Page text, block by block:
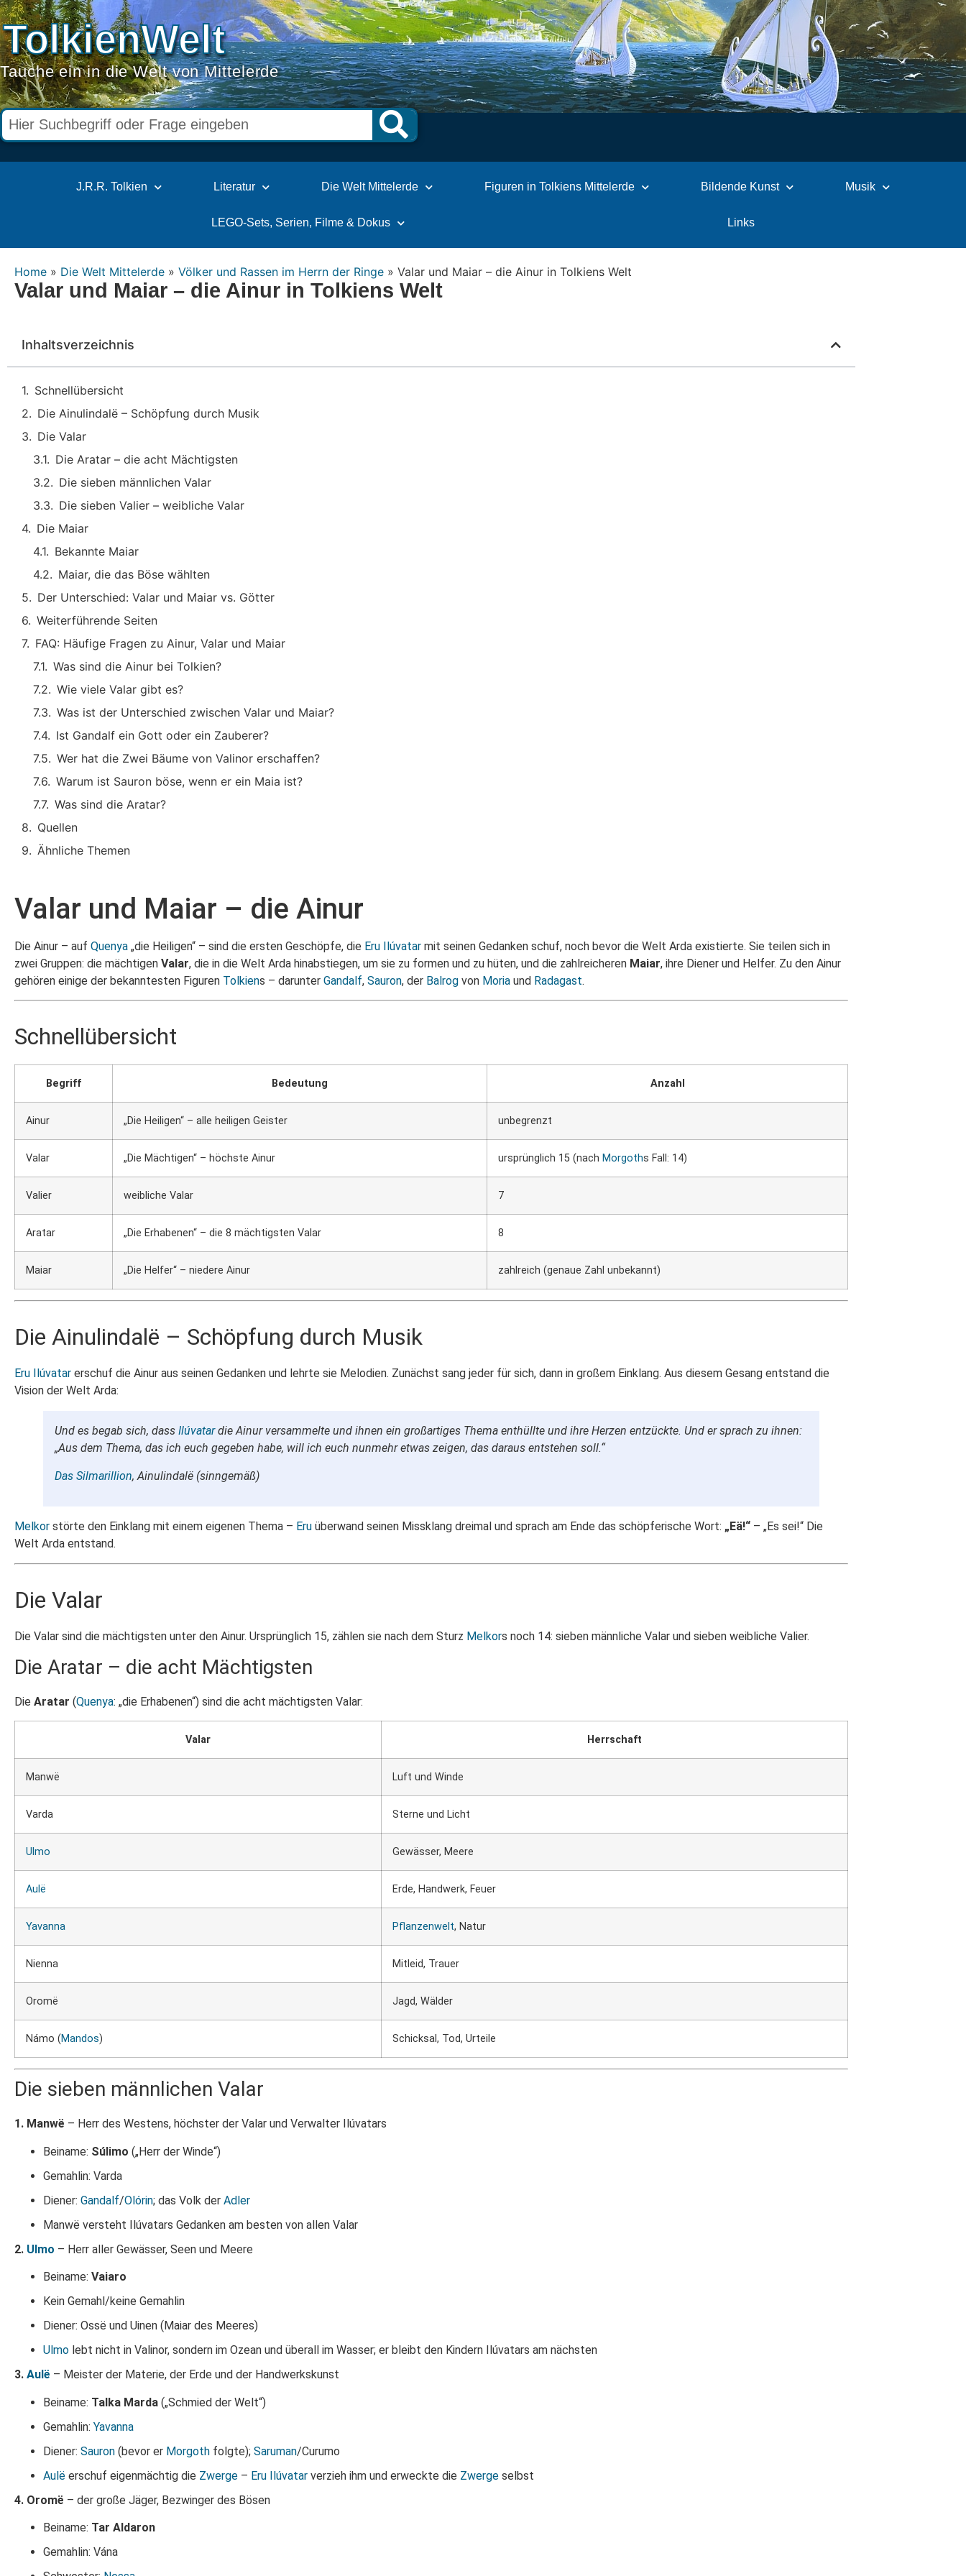
TolkienWelt
Tauche ein in die Welt von Mittelerde
J.R.R. Tolkien Literatur Die Welt Mittelerde Figuren in Tolkiens Mittelerde Bildende Kunst Musik
LEGO-Sets, Serien, Filme & Dokus Links
Home » Die Welt Mittelerde » Völker und Rassen im Herrn der Ringe » Valar und Maiar – die Ainur in Tolkiens Welt
Valar und Maiar – die Ainur in Tolkiens Welt
Inhaltsverzeichnis
Schnellübersicht
Die Ainulindalë – Schöpfung durch Musik
Die Valar
Die Aratar – die acht Mächtigsten
Die sieben männlichen Valar
Die sieben Valier – weibliche Valar
Die Maiar
Bekannte Maiar
Maiar, die das Böse wählten
Der Unterschied: Valar und Maiar vs. Götter
Weiterführende Seiten
FAQ: Häufige Fragen zu Ainur, Valar und Maiar
Was sind die Ainur bei Tolkien?
Wie viele Valar gibt es?
Was ist der Unterschied zwischen Valar und Maiar?
Ist Gandalf ein Gott oder ein Zauberer?
Wer hat die Zwei Bäume von Valinor erschaffen?
Warum ist Sauron böse, wenn er ein Maia ist?
Was sind die Aratar?
Quellen
Ähnliche Themen
Valar und Maiar – die Ainur
Die Ainur – auf Quenya „die Heiligen“ – sind die ersten Geschöpfe, die Eru Ilúvatar mit seinen Gedanken schuf, noch bevor die Welt Arda existierte. Sie teilen sich in
zwei Gruppen: die mächtigen Valar, die in die Welt Arda hinabstiegen, um sie zu formen und zu hüten, und die zahlreicheren Maiar, ihre Diener und Helfer. Zu den Ainur
gehören einige der bekanntesten Figuren Tolkiens – darunter Gandalf, Sauron, der Balrog von Moria und Radagast.
Schnellübersicht
Begriff Bedeutung Anzahl
Ainur „Die Heiligen“ – alle heiligen Geister unbegrenzt
Valar „Die Mächtigen“ – höchste Ainur ursprünglich 15 (nach Morgoths Fall: 14)
Valier weibliche Valar 7
Aratar „Die Erhabenen“ – die 8 mächtigsten Valar 8
Maiar „Die Helfer“ – niedere Ainur zahlreich (genaue Zahl unbekannt)
Die Ainulindalë – Schöpfung durch Musik
Eru Ilúvatar erschuf die Ainur aus seinen Gedanken und lehrte sie Melodien. Zunächst sang jeder für sich, dann in großem Einklang. Aus diesem Gesang entstand die
Vision der Welt Arda:
Und es begab sich, dass Ilúvatardie Ainur versammelte und ihnen ein großartiges Thema enthüllte und ihre Herzen entzückte. Und er sprach zu ihnen:
„Aus dem Thema, das ich euch gegeben habe, will ich euch nunmehr etwas zeigen, das daraus entstehen soll.“
Das Silmarillion, Ainulindalë (sinngemäß)
Melkor störte den Einklang mit einem eigenen Thema – Eru überwand seinen Missklang dreimal und sprach am Ende das schöpferische Wort: „Eä!“ – „Es sei!“ Die
Welt Arda entstand.
Die Valar
Die Valar sind die mächtigsten unter den Ainur. Ursprünglich 15, zählen sie nach dem Sturz Melkors noch 14: sieben männliche Valar und sieben weibliche Valier.
Die Aratar – die acht Mächtigsten
Die Aratar (Quenya: „die Erhabenen“) sind die acht mächtigsten Valar:
Valar Herrschaft
Manwë Luft und Winde
Varda Sterne und Licht
Ulmo Gewässer, Meere
Aulë Erde, Handwerk, Feuer
Yavanna Pflanzenwelt, Natur
Nienna Mitleid, Trauer
Oromë Jagd, Wälder
Námo (Mandos) Schicksal, Tod, Urteile
Die sieben männlichen Valar
1. Manwë – Herr des Westens, höchster der Valar und Verwalter Ilúvatars
Beiname: Súlimo („Herr der Winde“)
Gemahlin: Varda
Diener: Gandalf/Olórin; das Volk der Adler
Manwë versteht Ilúvatars Gedanken am besten von allen Valar
2. Ulmo – Herr aller Gewässer, Seen und Meere
Beiname: Vaiaro
Kein Gemahl/keine Gemahlin
Diener: Ossë und Uinen (Maiar des Meeres)
Ulmo lebt nicht in Valinor, sondern im Ozean und überall im Wasser; er bleibt den Kindern Ilúvatars am nächsten
3. Aulë – Meister der Materie, der Erde und der Handwerkskunst
Beiname: Talka Marda („Schmied der Welt“)
Gemahlin: Yavanna
Diener: Sauron (bevor er Morgoth folgte); Saruman/Curumo
Aulë erschuf eigenmächtig die Zwerge – Eru Ilúvatar verzieh ihm und erweckte die Zwerge selbst
4. Oromë – der große Jäger, Bezwinger des Bösen
Beiname: Tar Aldaron
Gemahlin: Vána